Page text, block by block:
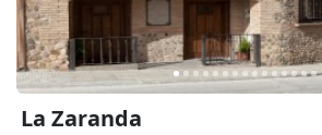
La Zaranda